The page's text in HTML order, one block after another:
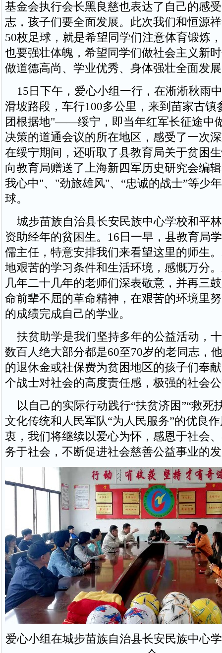
基金会执行会长黑良慈也表达了自己的感
志，孩子们要全面发展。此次我们和恒源
50枚足球，就是希望同学们注意体育锻炼
也要强壮体魄，希望同学们做社会主义新
做道德高尚、学业优秀、身体强壮全面发
15日下午，爱心小组一行，在淅淅秋雨
滑坡路段，车行100多公里，来到苗家古镇
团根据地"——绥宁，即当年红军长征途中
决策的道通会议的所在地区，感受了一次
在绥宁期间，还听取了县教育局关于贫困
向教育局赠送了上海新四军历史研究会编
我心中"、"劲旅雄风"、“忠诚的战士”等少
球。
城步苗族自治县长安民族中心学校和平
资助经年的贫困生。16日一早，县教育局
儒主任，特意安排我们来看望这里的师生
地艰苦的学习条件和生活环境，感慨万分
几年二十几年的老师们深表敬意，并再三
命前辈不屈的革命精神，在艰苦的环境里
的成绩完成自己的学业。
扶贫助学是我们坚持多年的公益活动，
数百人绝大部分都是60至70岁的老同志，
的退休金或社保费为贫困地区的孩子们奉
个战士对社会的高度责任感，极强的社会
以自己的实际行动践行“扶贫济困”“救死
文化传统和人民军队“为人民服务”的优良
衷，我们将继续以爱心为怀，感恩于社会
务于社会，不断促进社会慈善公益事业的
爱心小组在城步苗族自治县长安民族中心